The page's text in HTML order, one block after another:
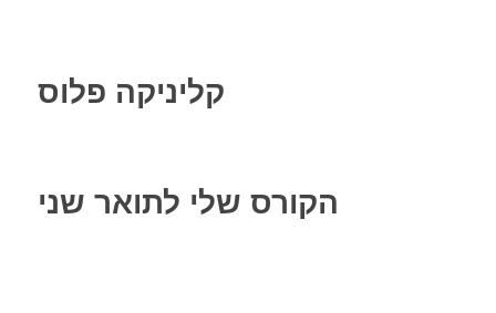
קליניקה פלוס
הקורס שלי לתואר שני